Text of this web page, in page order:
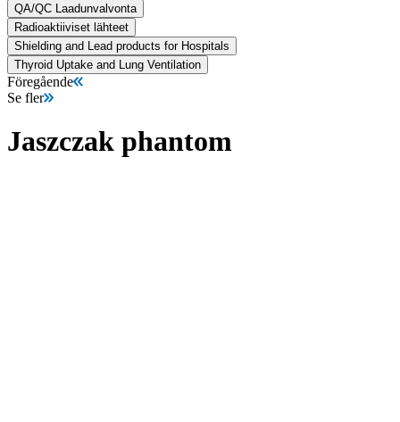
QA/QC Laadunvalvonta
Radioaktiiviset lähteet
Shielding and Lead products for Hospitals
Thyroid Uptake and Lung Ventilation
Föregående
Se fler
Jaszczak phantom